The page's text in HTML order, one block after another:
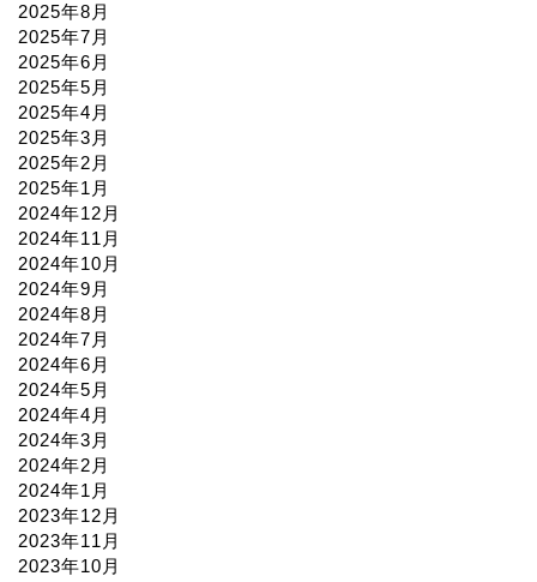
2025年8月
2025年7月
2025年6月
2025年5月
2025年4月
2025年3月
2025年2月
2025年1月
2024年12月
2024年11月
2024年10月
2024年9月
2024年8月
2024年7月
2024年6月
2024年5月
2024年4月
2024年3月
2024年2月
2024年1月
2023年12月
2023年11月
2023年10月